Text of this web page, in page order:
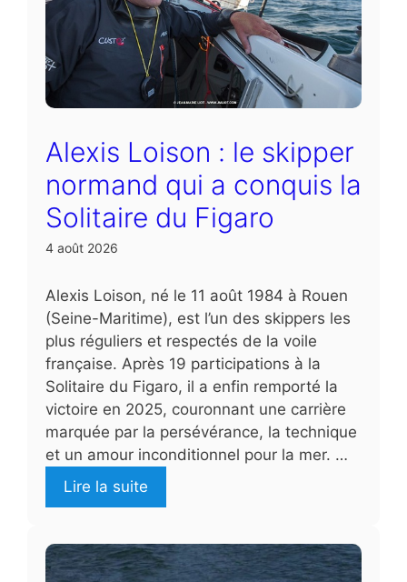
Alexis Loison : le skipper
normand qui a conquis la
Solitaire du Figaro
4 août 2026
Alexis Loison, né le 11 août 1984 à Rouen
(Seine-Maritime), est l’un des skippers les
plus réguliers et respectés de la voile
française. Après 19 participations à la
Solitaire du Figaro, il a enfin remporté la
victoire en 2025, couronnant une carrière
marquée par la persévérance, la technique
et un amour inconditionnel pour la mer. …
Lire la suite